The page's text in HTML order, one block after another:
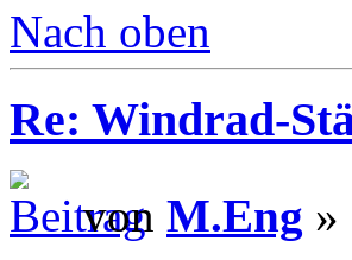
Nach oben
Re: Windrad-
von M.Eng »